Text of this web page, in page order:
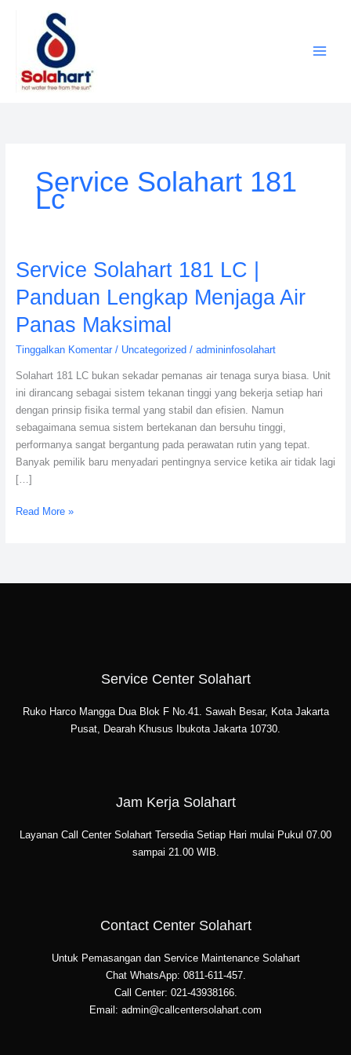
Service Solahart 181
Lc
Service Solahart 181 LC |
Panduan Lengkap Menjaga Air
Panas Maksimal
Tinggalkan Komentar / Uncategorized / admininfosolahart
Solahart 181 LC bukan sekadar pemanas air tenaga surya biasa. Unit
ini dirancang sebagai sistem tekanan tinggi yang bekerja setiap hari
dengan prinsip fisika termal yang stabil dan efisien. Namun
sebagaimana semua sistem bertekanan dan bersuhu tinggi,
performanya sangat bergantung pada perawatan rutin yang tepat.
Banyak pemilik baru menyadari pentingnya service ketika air tidak lagi
[…]
Service
Solahart
181
LC
Panduan
Panas
Maksimal
Read More »
Service Center Solahart
Ruko Harco Mangga Dua Blok F No.41. Sawah Besar, Kota Jakarta
Pusat, Dearah Khusus Ibukota Jakarta 10730.
Jam Kerja Solahart
Layanan Call Center Solahart Tersedia Setiap Hari mulai Pukul 07.00
sampai 21.00 WIB.
Contact Center Solahart
Untuk Pemasangan dan Service Maintenance Solahart
Chat WhatsApp: 0811-611-457.
Call Center: 021-43938166.
Email: admin@callcentersolahart.com